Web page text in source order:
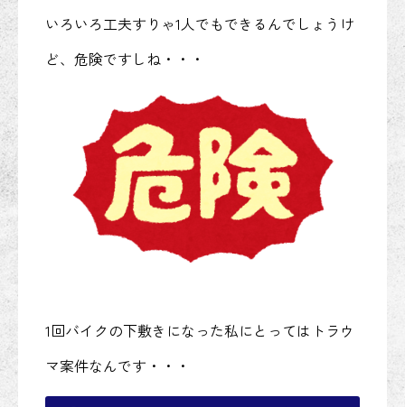
いろいろ工夫すりゃ1人でもできるんでしょうけ
ど、危険ですしね・・・
1回バイクの下敷きになった私にとってはトラウ
マ案件なんです・・・